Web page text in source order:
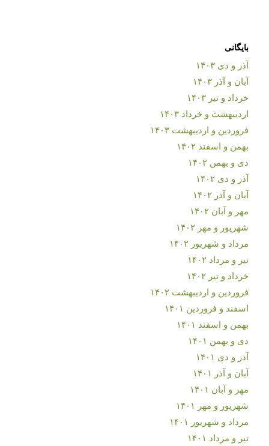
بایگانی
آذر و دی ۱۴۰۳
آبان و آذر ۱۴۰۳
خرداد و تیر ۱۴۰۳
اردیبهشت و خرداد ۱۴۰۳
فروردین و اردیبهشت ۱۴۰۳
بهمن و اسفند ۱۴۰۲
دی و بهمن ۱۴۰۲
آذر و دی ۱۴۰۲
آبان و آذر ۱۴۰۲
مهر و آبان ۱۴۰۲
شهریور و مهر ۱۴۰۲
مرداد و شهریور ۱۴۰۲
تیر و مرداد ۱۴۰۲
خرداد و تیر ۱۴۰۲
فروردین و اردیبهشت ۱۴۰۲
اسفند و فروردین ۱۴۰۱
بهمن و اسفند ۱۴۰۱
دی و بهمن ۱۴۰۱
آذر و دی ۱۴۰۱
آبان و آذر ۱۴۰۱
مهر و آبان ۱۴۰۱
شهریور و مهر ۱۴۰۱
مرداد و شهریور ۱۴۰۱
تیر و مرداد ۱۴۰۱